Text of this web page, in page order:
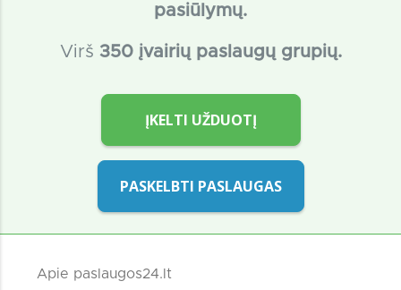
pasiūlymų.
Virš 350 įvairių paslaugų grupių.
ĮKELTI UŽDUOTĮ
PASKELBTI PASLAUGAS
Apie paslaugos24.lt